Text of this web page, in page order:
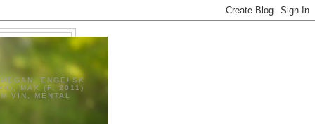
ENGELSK
MAX (F. 2011)
VIN, MENTAL